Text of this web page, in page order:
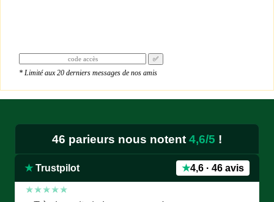
✅
* Limité aux 20 derniers messages de nos amis
46 parieurs nous notent 4,6/5 !
★ Trustpilot ★4,6 · 46 avis
★★★★★
« Je donne 5 étoiles puisque je suis sûr que le site
est le meilleur, surtout avec avec pronostics bien
remarque l'absence de Mr Jean Luc B, j'espère qu'il
va bien.contuiner ainsi, c'est super »
Edmond — juillet 2026
★★★★★
« Très bon site je le recommande »